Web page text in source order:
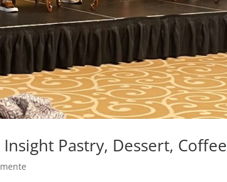
Pastry, Dessert, Coffee